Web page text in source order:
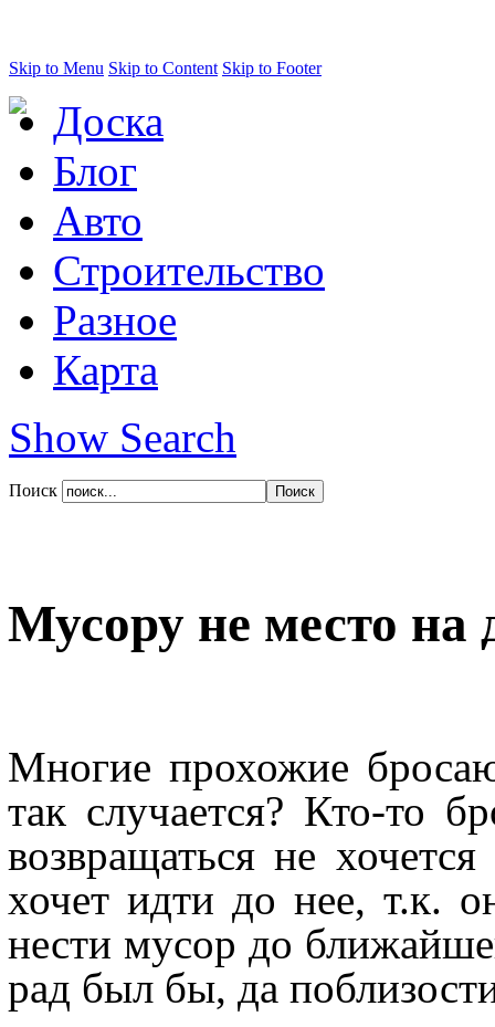
Skip to Menu Skip to Content Skip to Footer
Доска
Блог
Авто
Строительство
Разное
Карта
Show Search
Поиск
Мусору не место на
Многие прохожие
так случается? Кто-то
возвращаться не
хочет идти до нее, т.к.
нести мусор до
рад был бы, да